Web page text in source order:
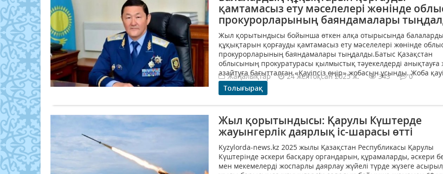
қамтамасыз ету мәселелері жөнінде
прокурорларының баяндамалары
Жыл қорытындысы бойынша өткен алқа отырысында
құқықтарын қорғауды қамтамасыз ету мәселелері жөнінде
прокурорларының баяндамалары тыңдалды.Батыс Қазақстан
облысының прокуратурасы қылмыстық тәуекелдерді анықтауға
азайтуға бағытталған «Қауіпсіз өңір» жобасын ұсынды. Жоба
Жаңалықтар 24 желтоқсан 2025 ж. 343
0
Толығырақ
Жыл қорытындысы: Қарулы Күштерде
жауынгерлік даярлық іс-шарасы өтті
Kyzylorda-news.kz 2025 жылы Қазақстан Республикасы Қарулы
Күштерінде әскери басқару органдарын, құрамаларды, әскери
мен мекемелерді жоспарлы даярлау жүйелі түрде жүзеге